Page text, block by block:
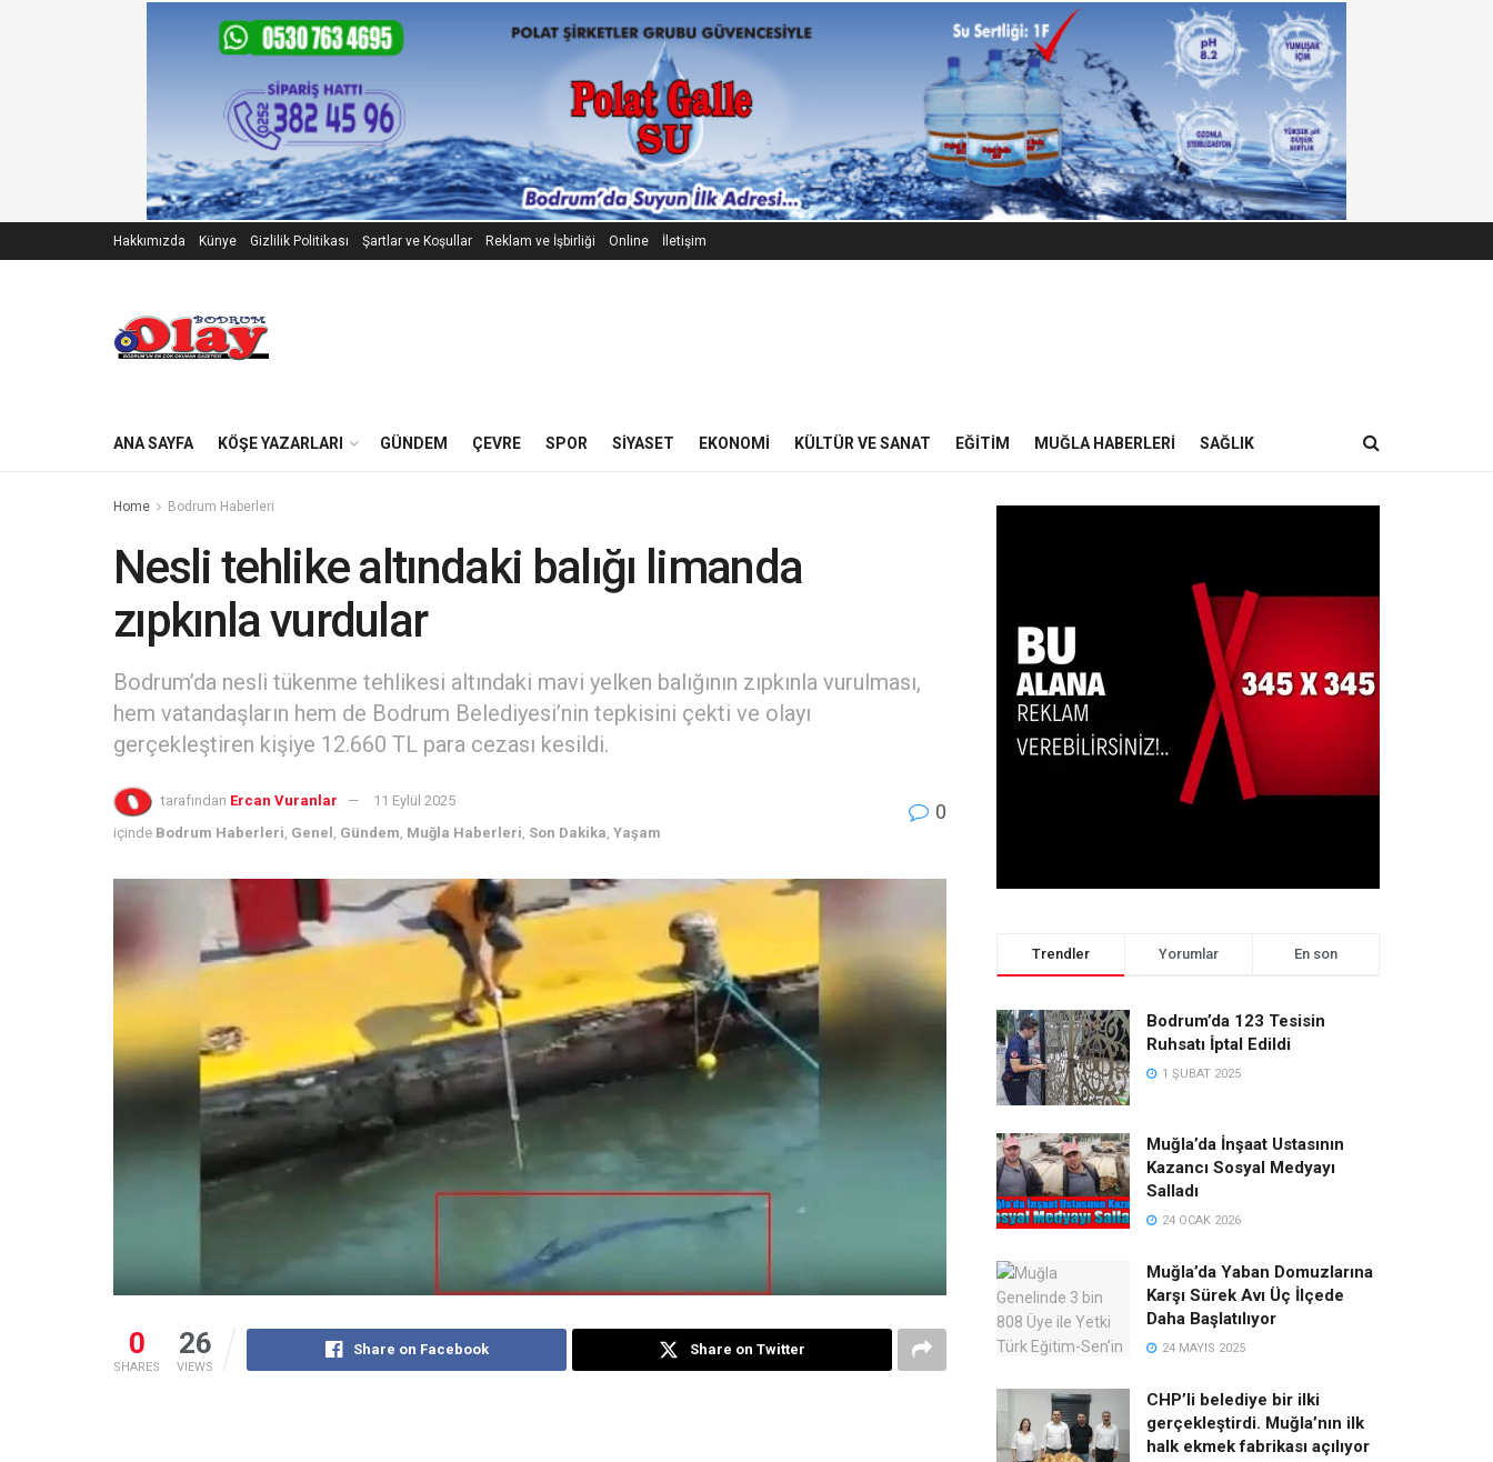
Hakkımızda Künye Gizlilik Politikası Şartlar ve Koşullar Reklam ve İşbirliği Online İletişim
ANA SAYFA KÖŞE YAZARLARI GÜNDEM ÇEVRE SPOR SIYASET EKONOMI KÜLTÜR VE SANAT EĞITIM MUĞLA HABERLERI SAĞLIK
Home Bodrum Haberleri
Nesli tehlike altındaki balığı limanda
zıpkınla vurdular
Bodrum’da nesli tükenme tehlikesi altındaki mavi yelken balığının zıpkınla vurulması,
hem vatandaşların hem de Bodrum Belediyesi’nin tepkisini çekti ve olayı
gerçekleştiren kişiye 12.660 TL para cezası kesildi.
tarafından Ercan Vuranlar
11 Eylül 2025
içinde Bodrum Haberleri Genel Gündem Muğla Haberleri Son Dakika Yaşam
0
0
SHARES
26
VIEWS
Share on Facebook Share on Twitter
Trendler Yorumlar En son
Bodrum’da 123 Tesisin
Ruhsatı İptal Edildi
1 ŞUBAT 2025
Muğla’da İnşaat Ustasının
Kazancı Sosyal Medyayı
Salladı
24 OCAK 2026
Muğla’da Yaban Domuzlarına
Karşı Sürek Avı Üç İlçede
Daha Başlatılıyor
24 MAYIS 2025
CHP’li belediye bir ilki
gerçekleştirdi. Muğla’nın ilk
halk ekmek fabrikası açılıyor